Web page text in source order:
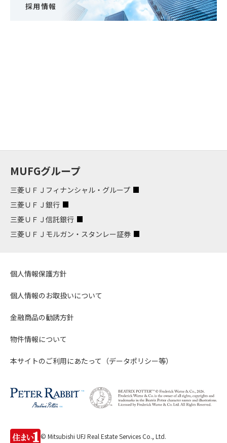
採用情報
MUFGグループ
三菱ＵＦＪフィナンシャル・グループ
三菱ＵＦＪ銀行
三菱ＵＦＪ信託銀行
三菱ＵＦＪモルガン・スタンレー証券
個人情報保護方針
個人情報のお取扱いについて
金融商品の勧誘方針
物件情報について
本サイトのご利用にあたって（データポリシー等）
© Mitsubishi UFJ Real Estate Services Co., Ltd.